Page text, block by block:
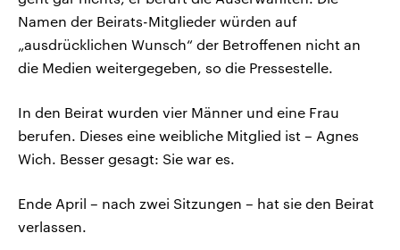
Namen der Beirats-Mitglieder würden auf
„ausdrücklichen Wunsch“ der Betroffenen nicht an
die Medien weitergegeben, so die Pressestelle.
In den Beirat wurden vier Männer und eine Frau
berufen. Dieses eine weibliche Mitglied ist – Agnes
Wich. Besser gesagt: Sie war es.
Ende April – nach zwei Sitzungen – hat sie den Beirat
verlassen.